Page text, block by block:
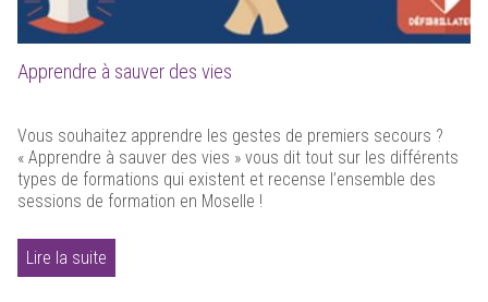
Apprendre à sauver des vies
Vous souhaitez apprendre les gestes de premiers secours ?
« Apprendre à sauver des vies » vous dit tout sur les différents
types de formations qui existent et recense l’ensemble des
sessions de formation en Moselle !
Lire la suite